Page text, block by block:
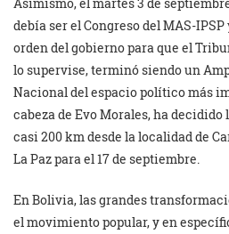
debía ser el Congreso del MAS-
orden del gobierno para que el
lo supervise, terminó siendo un
Nacional del espacio político más
cabeza de Evo Morales, ha
casi 200 km desde la localidad de
La Paz para el 17 de septiembre.
En Bolivia, las grandes
el movimiento popular, y en